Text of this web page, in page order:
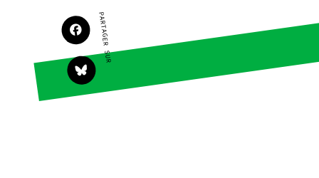
patrimoine
Télécharger
gratuitement les
guides éco-citoyens
PARTAGER SUR